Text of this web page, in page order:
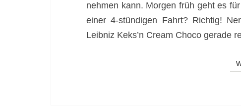
nehmen kann. Morgen früh geht es
einer 4-stündigen Fahrt? Richtig!
Leibniz Keks’n Cream Choco gerade